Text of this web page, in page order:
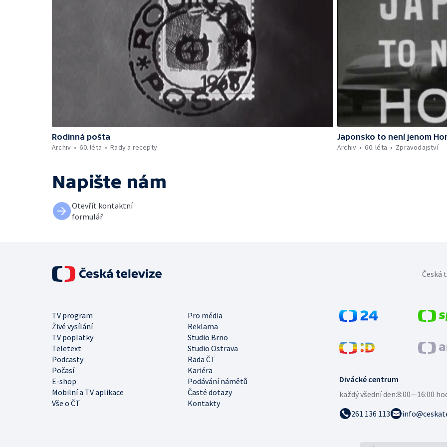
Rodinná pošta
Archiv
60. léta Rady a recepty
Japonsko to není jenom
Archiv
60. léta Zpravodajství
Napište nám
Otevřít kontaktní
formulář
Divácké centrum
každý všední den:8:00—16:00
261 136 113
TV program
Pro média
Živé vysílání
Reklama
TV poplatky
Studio Brno
Teletext
Studio Ostrava
Podcasty
Rada ČT
Počasí
Kariéra
E-shop
Podávání námětů
Mobilní a TV aplikace
Časté dotazy
Vše o ČT
Kontakty
Česká